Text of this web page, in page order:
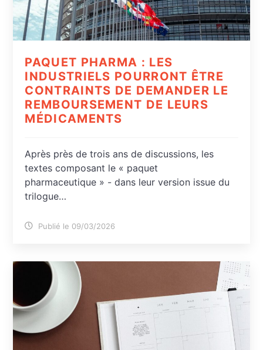
PAQUET PHARMA : LES
INDUSTRIELS POURRONT ÊTRE
CONTRAINTS DE DEMANDER LE
REMBOURSEMENT DE LEURS
MÉDICAMENTS
Après près de trois ans de discussions, les
textes composant le « paquet
pharmaceutique » - dans leur version issue du
trilogue…
Publié le 09/03/2026